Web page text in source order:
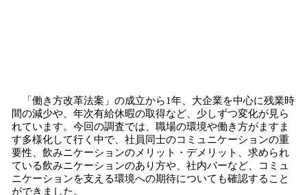
「働き方改革法案」の成立から1年、大企業を中心に残業時
間の減少や、年次有給休暇の取得など、少しずつ変化が見ら
れています。今回の調査では、職場の環境や働き方がますま
す多様化して行く中で、社員同士のコミュニケーションの重
要性、飲みニケーションのメリット・デメリット、求められ
ている飲みニケーションのあり方や、社内バーなど、コミュ
ニケーションを支える環境への期待についても確認すること
ができました。